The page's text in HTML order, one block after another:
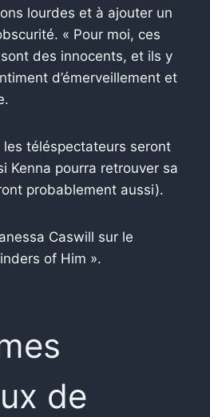
lourdes et à ajouter un
« Pour moi, ces
des innocents, et ils y
d’émerveillement et
téléspectateurs seront
Kenna pourra retrouver sa
probablement aussi).
Caswill sur le
of Him ».
de